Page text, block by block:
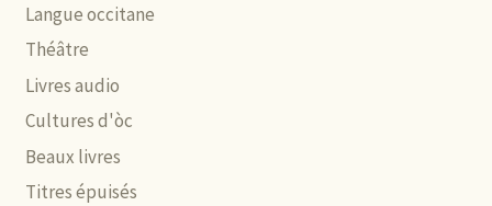
Langue occitane
Théâtre
Livres audio
Cultures d'òc
Beaux livres
Titres épuisés